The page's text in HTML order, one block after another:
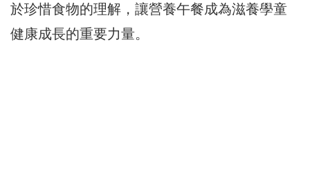
於珍惜食物的理解，讓營養午餐成為滋養學童
健康成長的重要力量。